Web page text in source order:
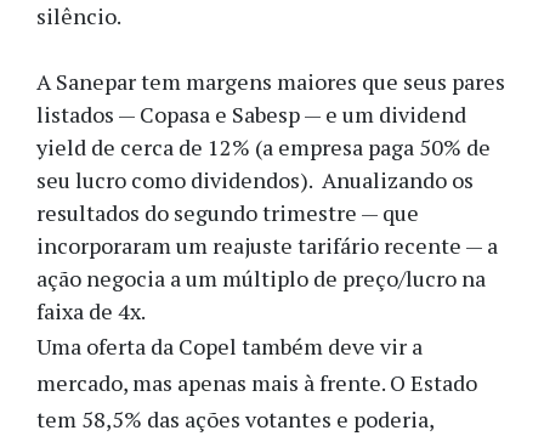
silêncio.
A Sanepar tem margens maiores que seus pares
listados — Copasa e Sabesp — e um dividend
yield de cerca de 12% (a empresa paga 50% de
seu lucro como dividendos). Anualizando os
resultados do segundo trimestre — que
incorporaram um reajuste tarifário recente — a
ação negocia a um múltiplo de preço/lucro na
faixa de 4x.
Uma oferta da Copel também deve vir a
mercado, mas apenas mais à frente. O Estado
tem 58,5% das ações votantes e poderia,